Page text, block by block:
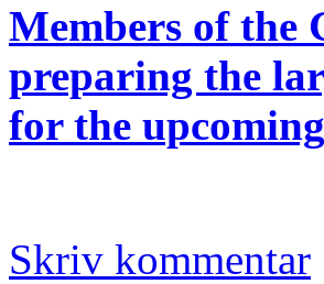
Members of the
preparing the
for the
Skriv kommentar